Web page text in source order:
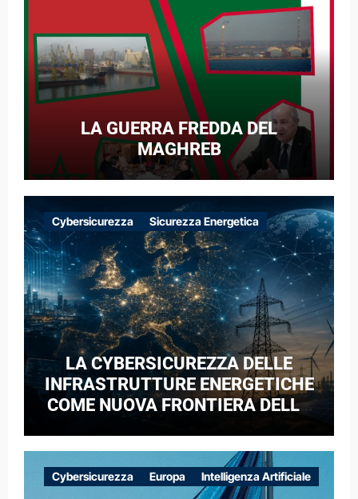
LA GUERRA FREDDA DEL
MAGHREB
Cybersicurezza Sicurezza Energetica
LA CYBERSICUREZZA DELLE
INFRASTRUTTURE ENERGETICHE
COME NUOVA FRONTIERA DELLA
CASO DELLE RETI ELETTRICHE
EUROPEE NEL CONTESTO DELLA
GUERRA IBRIDA
Cybersicurezza Europa Intelligenza Artificiale